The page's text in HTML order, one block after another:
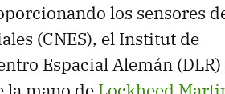
los sensores
(CNES), el Institut de
Espacial Alemán